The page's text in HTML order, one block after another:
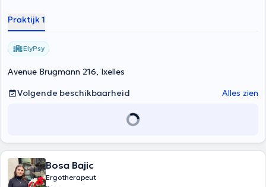
Praktijk 1
ElyPsy
Avenue Brugmann 216, Ixelles
Volgende beschikbaarheid
Alles zien
Bosa Bajic
Ergotherapeut